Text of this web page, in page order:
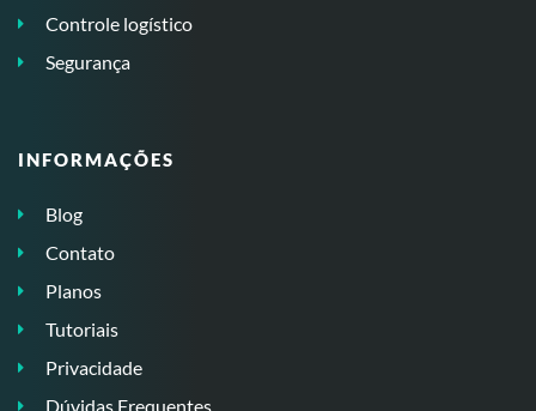
Controle logístico
Segurança
INFORMAÇÕES
Blog
Contato
Planos
Tutoriais
Privacidade
Dúvidas Frequentes